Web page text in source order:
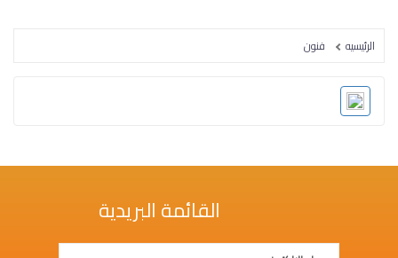
إدارة
بشرية
علم
الرئيسيه فنون
القائمة البريدية